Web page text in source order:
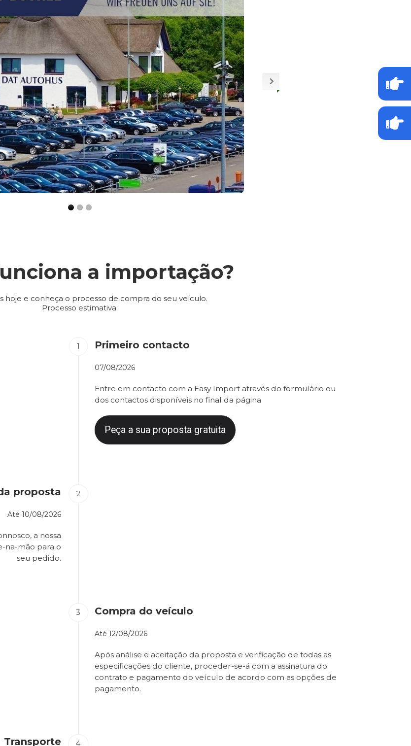
a importação?
hoje e conheça o processo de compra do seu veículo.
Processo estimativa.
Primeiro contacto
07/08/2026
Entre em contacto com a Easy Import através do formulário ou
dos contactos disponíveis no final da página
Peça a sua proposta gratuita
proposta
Até 10/08/2026
a nossa
na-mão para o
seu pedido.
Compra do veículo
Até 12/08/2026
Após análise e aceitação da proposta e verificação de todas as
especificações do cliente, proceder-se-á com a assinatura do
contrato e pagamento do veículo de acordo com as opções de
pagamento.
Transporte